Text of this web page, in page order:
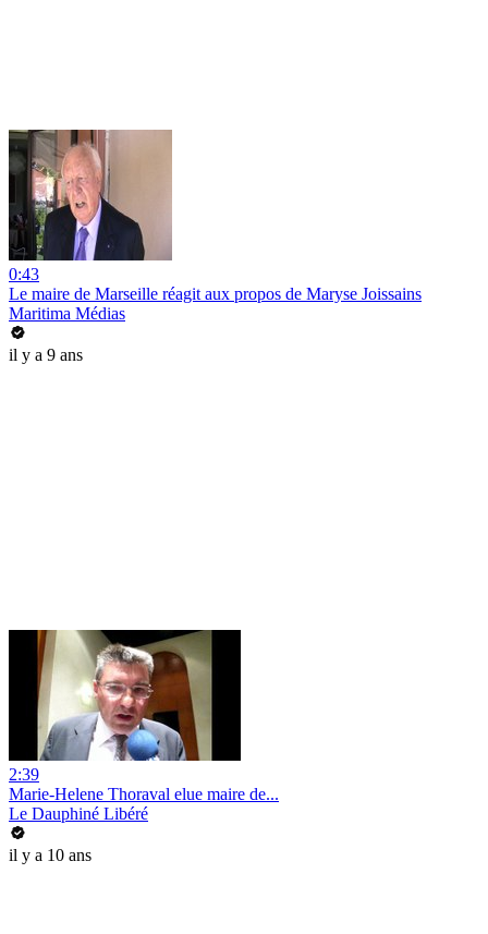
0:43
Le maire de Marseille réagit aux propos de Maryse Joissains
Maritima Médias
il y a 9 ans
2:39
Marie-Helene Thoraval elue maire de...
Le Dauphiné Libéré
il y a 10 ans